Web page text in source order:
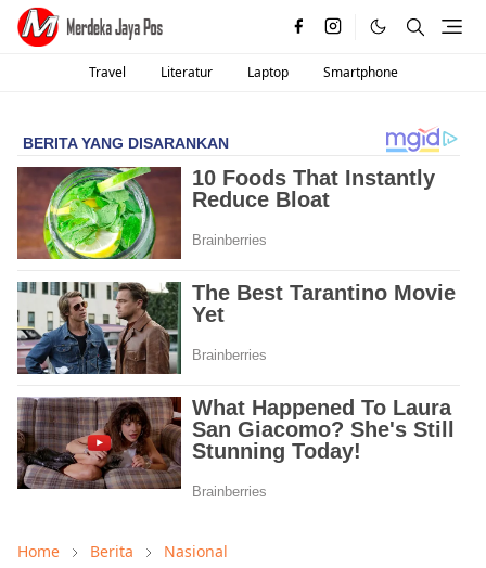
Travel Literatur Laptop Smartphone
Home Berita Nasional